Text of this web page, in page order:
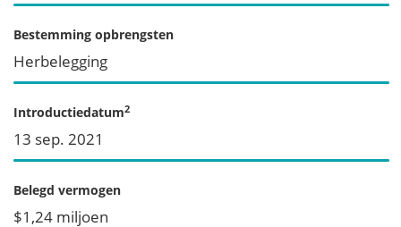
Bestemming opbrengsten
Herbelegging
Introductiedatum2
13 sep. 2021
Belegd vermogen
$1,24 miljoen